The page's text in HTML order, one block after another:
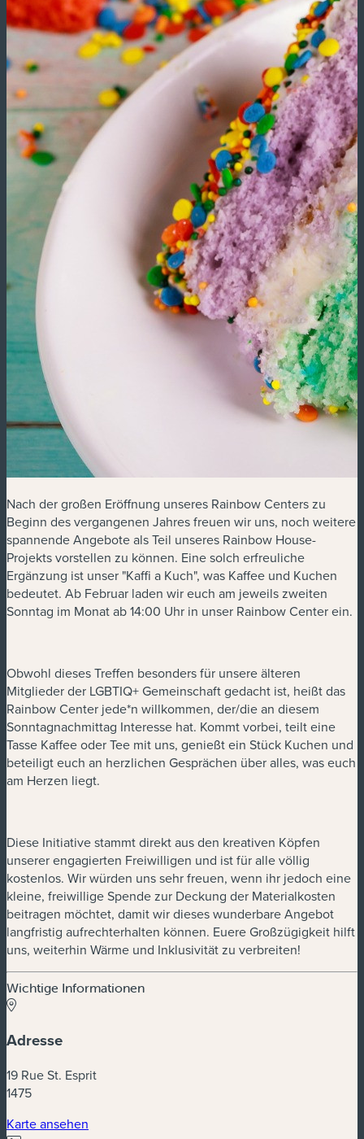
Nach der großen Eröffnung unseres Rainbow Centers zu
Beginn des vergangenen Jahres freuen wir uns, noch weitere
spannende Angebote als Teil unseres Rainbow House-
Projekts vorstellen zu können. Eine solch erfreuliche
Ergänzung ist unser "Kaffi a Kuch", was Kaffee und Kuchen
bedeutet. Ab Februar laden wir euch am jeweils zweiten
Sonntag im Monat ab 14:00 Uhr in unser Rainbow Center ein.
Obwohl dieses Treffen besonders für unsere älteren
Mitglieder der LGBTIQ+ Gemeinschaft gedacht ist, heißt das
Rainbow Center jede*n willkommen, der/die an diesem
Sonntagnachmittag Interesse hat. Kommt vorbei, teilt eine
Tasse Kaffee oder Tee mit uns, genießt ein Stück Kuchen und
beteiligt euch an herzlichen Gesprächen über alles, was euch
am Herzen liegt.
Diese Initiative stammt direkt aus den kreativen Köpfen
unserer engagierten Freiwilligen und ist für alle völlig
kostenlos. Wir würden uns sehr freuen, wenn ihr jedoch eine
kleine, freiwillige Spende zur Deckung der Materialkosten
beitragen möchtet, damit wir dieses wunderbare Angebot
langfristig aufrechterhalten können. Euere Großzügigkeit hilft
uns, weiterhin Wärme und Inklusivität zu verbreiten!
Wichtige Informationen
Adresse
19 Rue St. Esprit
1475
Karte ansehen